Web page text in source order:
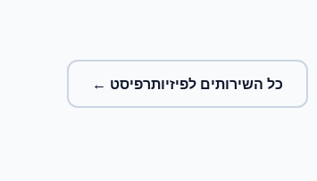
כל השירותים לפיזיותרפיסט ←